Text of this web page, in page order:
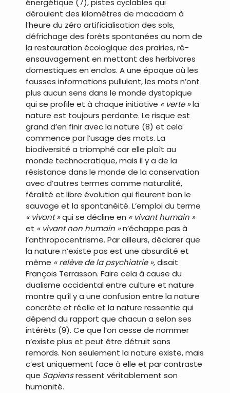
énergétique (7), pistes cyclables qui
déroulent des kilomètres de macadam à
l’heure du zéro artificialisation des sols,
défrichage des forêts spontanées au nom de
la restauration écologique des prairies, ré-
ensauvagement en mettant des herbivores
domestiques en enclos. A une époque où les
fausses informations pullulent, les mots n’ont
plus aucun sens dans le monde dystopique
qui se profile et à chaque initiative « verte »la
nature est toujours perdante. Le risque est
grand d’en finir avec la nature (8) et cela
commence par l’usage des mots. La
biodiversité a triomphé car elle plaît au
monde technocratique, mais il y a de la
résistance dans le monde de la conservation
avec d’autres termes comme naturalité,
féralité et libre évolution qui fleurent bon le
sauvage et la spontanéité. L’emploi du terme
« vivant »qui se décline en « vivant humain »
et « vivant non humain »n’échappe pas à
l’anthropocentrisme. Par ailleurs, déclarer que
la nature n’existe pas est une absurdité et
même « relève de la psychiatrie »,disait
François Terrasson. Faire cela à cause du
dualisme occidental entre culture et nature
montre qu’il y a une confusion entre la nature
concrète et réelle et la nature ressentie qui
dépend du rapport que chacun a selon ses
intérêts (9). Ce que l’on cesse de nommer
n’existe plus et peut être détruit sans
remords. Non seulement la nature existe, mais
c’est uniquement face à elle et par contraste
que Sapiensressent véritablement son
humanité.